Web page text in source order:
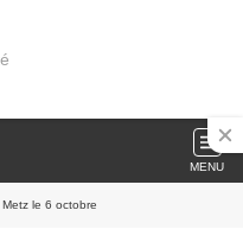
MENU
le 6 octobre